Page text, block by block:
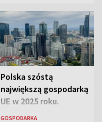
Polska szóstą
największą gospodarką
UE w 2025 roku.
Najnowsze dane
GOSPODARKA